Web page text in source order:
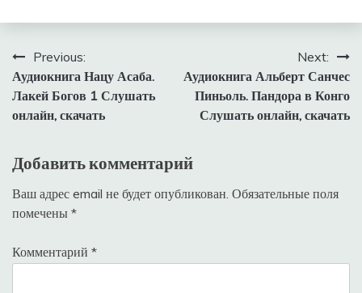
Навигация
по
записям
Previous:
Аудиокнига Нацу Асаба.
Лакей Богов 1 Слушать
онлайн, скачать
Next:
Аудиокнига Альберт Санчес
Пиньоль. Пандора в Конго
Слушать онлайн, скачать
Добавить комментарий
Ваш адрес email не будет опубликован. Обязательные поля
помечены *
Комментарий *